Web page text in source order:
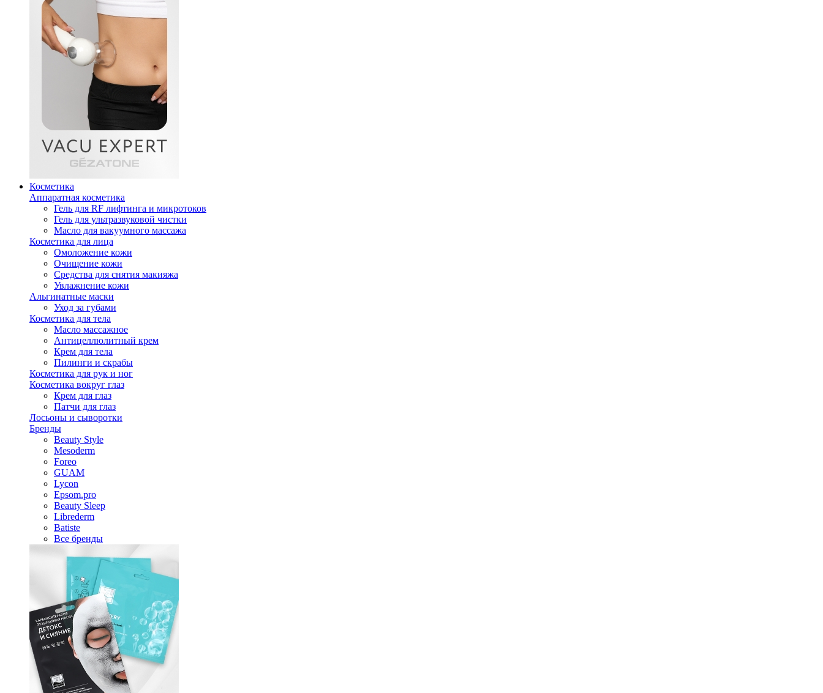
Косметика
Аппаратная косметика
Гель для RF лифтинга и микротоков
Гель для ультразвуковой чистки
Масло для вакуумного массажа
Косметика для лица
Омоложение кожи
Очищение кожи
Средства для снятия макияжа
Увлажнение кожи
Альгинатные маски
Уход за губами
Косметика для тела
Масло массажное
Антицеллюлитный крем
Крем для тела
Пилинги и скрабы
Косметика для рук и ног
Косметика вокруг глаз
Крем для глаз
Патчи для глаз
Лосьоны и сыворотки
Бренды
Beauty Style
Mesoderm
Foreo
GUAM
Lycon
Epsom.pro
Beauty Sleep
Librederm
Batiste
Все бренды